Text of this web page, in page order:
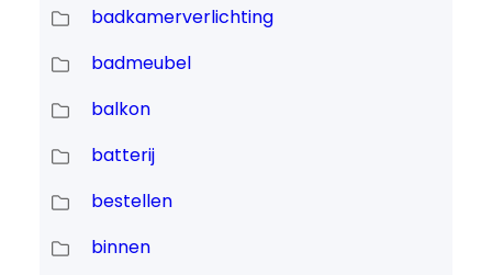
badkamerverlichting
badmeubel
balkon
batterij
bestellen
binnen